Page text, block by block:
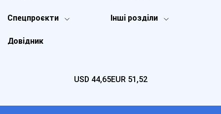
Спецпроєкти Інші розділи
Довідник
USD 44,65EUR 51,52